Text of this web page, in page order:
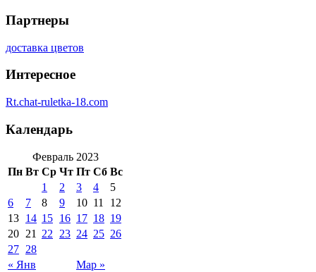
Партнеры
доставка цветов
Интересное
Rt.chat-ruletka-18.com
Календарь
Февраль 2023
Пн Вт Ср Чт Пт Сб Вс
« Янв Мар »
1 2 3 4
5
6
7 8 9 10 11
12
13 14 15 16 17 18 19
20 21 22 23 24 25 26
27 28